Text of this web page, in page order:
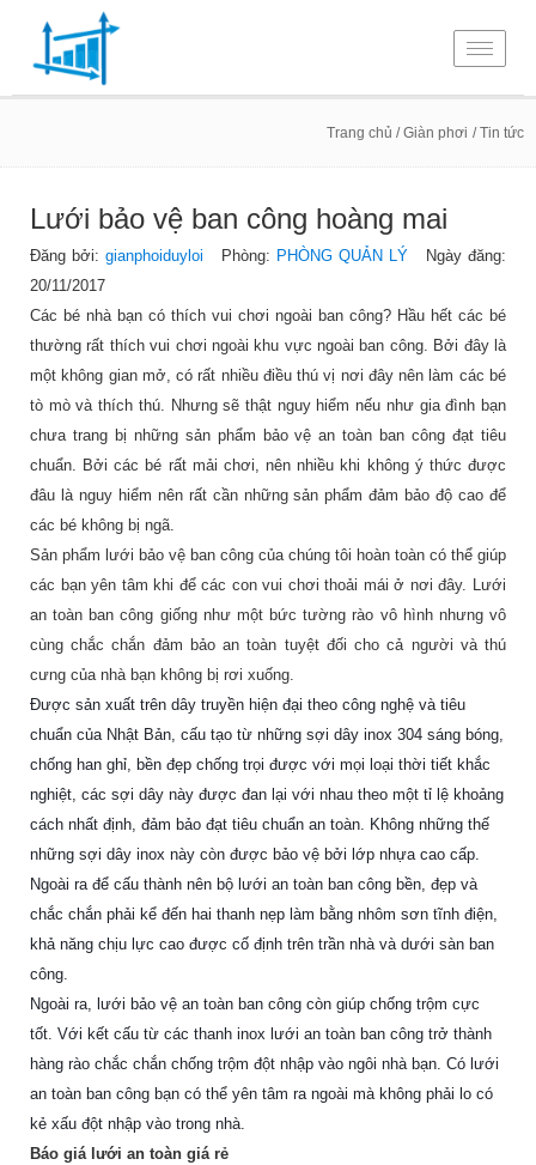
Toggle
Trang chủ / Giàn phơi / Tin tức
Lưới bảo vệ ban công hoàng mai
Đăng bởi: gianphoiduyloi Phòng: PHÒNG QUẢN LÝ Ngày đăng:
20/11/2017
Các bé nhà bạn có thích vui chơi ngoài ban công? Hầu hết các bé
thường rất thích vui chơi ngoài khu vực ngoài ban công. Bởi đây là
một không gian mở, có rất nhiều điều thú vị nơi đây nên làm các bé
tò mò và thích thú. Nhưng sẽ thật nguy hiểm nếu như gia đình bạn
chưa trang bị những sản phẩm bảo vệ an toàn ban công đạt tiêu
chuẩn. Bởi các bé rất mải chơi, nên nhiều khi không ý thức được
đâu là nguy hiểm nên rất cần những sản phẩm đảm bảo độ cao để
các bé không bị ngã.
Sản phẩm lưới bảo vệ ban công của chúng tôi hoàn toàn có thể giúp
các bạn yên tâm khi để các con vui chơi thoải mái ở nơi đây. Lưới
an toàn ban công giống như một bức tường rào vô hình nhưng vô
cùng chắc chắn đảm bảo an toàn tuyệt đối cho cả người và thú
cưng của nhà bạn không bị rơi xuống.
Được sản xuất trên dây truyền hiện đại theo công nghệ và tiêu
chuẩn của Nhật Bản, cấu tạo từ những sợi dây inox 304 sáng bóng,
chống han ghỉ, bền đẹp chống trọi được với mọi loại thời tiết khắc
nghiệt, các sợi dây này được đan lại với nhau theo một tỉ lệ khoảng
cách nhất định, đảm bảo đạt tiêu chuẩn an toàn. Không những thế
những sợi dây inox này còn được bảo vệ bởi lớp nhựa cao cấp.
Ngoài ra để cấu thành nên bộ lưới an toàn ban công bền, đẹp và
chắc chắn phải kể đến hai thanh nẹp làm bằng nhôm sơn tĩnh điện,
khả năng chịu lực cao được cố định trên trần nhà và dưới sàn ban
công.
Ngoài ra, lưới bảo vệ an toàn ban công còn giúp chống trộm cực
tốt. Với kết cấu từ các thanh inox lưới an toàn ban công trở thành
hàng rào chắc chắn chống trộm đột nhập vào ngôi nhà bạn. Có lưới
an toàn ban công bạn có thể yên tâm ra ngoài mà không phải lo có
kẻ xấu đột nhập vào trong nhà.
Báo giá lưới an toàn giá rẻ